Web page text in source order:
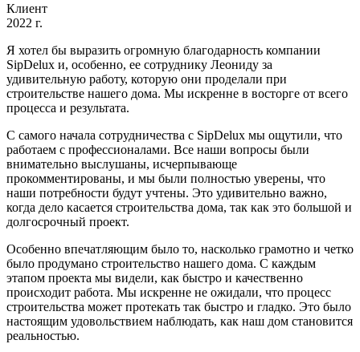
Клиент
2022 г.
Я хотел бы выразить огромную благодарность компании
SipDelux и, особенно, ее сотруднику Леониду за
удивительную работу, которую они проделали при
строительстве нашего дома. Мы искренне в восторге от всего
процесса и результата.
С самого начала сотрудничества с SipDelux мы ощутили, что
работаем с профессионалами. Все наши вопросы были
внимательно выслушаны, исчерпывающе
прокомментированы, и мы были полностью уверены, что
наши потребности будут учтены. Это удивительно важно,
когда дело касается строительства дома, так как это большой и
долгосрочный проект.
Особенно впечатляющим было то, насколько грамотно и четко
было продумано строительство нашего дома. С каждым
этапом проекта мы видели, как быстро и качественно
происходит работа. Мы искренне не ожидали, что процесс
строительства может протекать так быстро и гладко. Это было
настоящим удовольствием наблюдать, как наш дом становится
реальностью.